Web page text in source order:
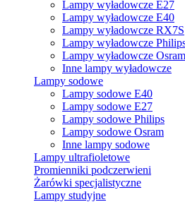
Lampy wyładowcze E27
Lampy wyładowcze E40
Lampy wyładowcze RX7S
Lampy wyładowcze
Lampy wyładowcze Osram
Inne lampy wyładowcze
Lampy sodowe
Lampy sodowe E40
Lampy sodowe E27
Lampy sodowe Philips
Lampy sodowe Osram
Inne lampy sodowe
Lampy ultrafioletowe
Promienniki podczerwieni
Żarówki specjalistyczne
Lampy studyjne